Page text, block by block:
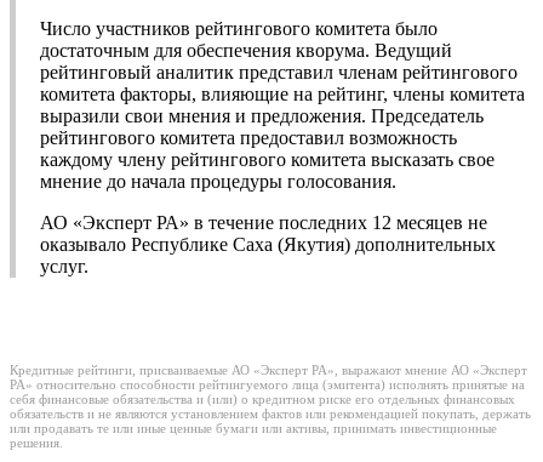
Число участников рейтингового комитета было
достаточным для обеспечения кворума. Ведущий
рейтинговый аналитик представил членам рейтингового
комитета факторы, влияющие на рейтинг, члены комитета
выразили свои мнения и предложения. Председатель
рейтингового комитета предоставил возможность
каждому члену рейтингового комитета высказать свое
мнение до начала процедуры голосования.
АО «Эксперт РА» в течение последних 12 месяцев не
оказывало Республике Саха (Якутия) дополнительных
услуг.
Кредитные рейтинги, присваиваемые АО «Эксперт РА», выражают мнение АО «Эксперт
РА» относительно способности рейтингуемого лица (эмитента) исполнять принятые на
себя финансовые обязательства и (или) о кредитном риске его отдельных финансовых
обязательств и не являются установлением фактов или рекомендацией покупать, держать
или продавать те или иные ценные бумаги или активы, принимать инвестиционные
решения.